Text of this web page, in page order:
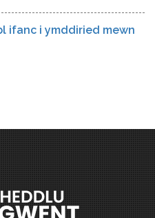
ifanc i ymddiried mewn